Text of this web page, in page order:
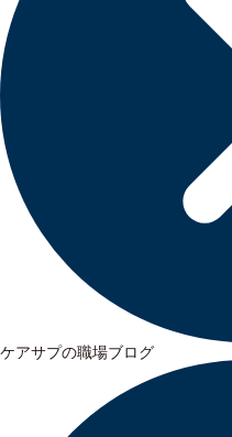
ケアサプの職場ブログ